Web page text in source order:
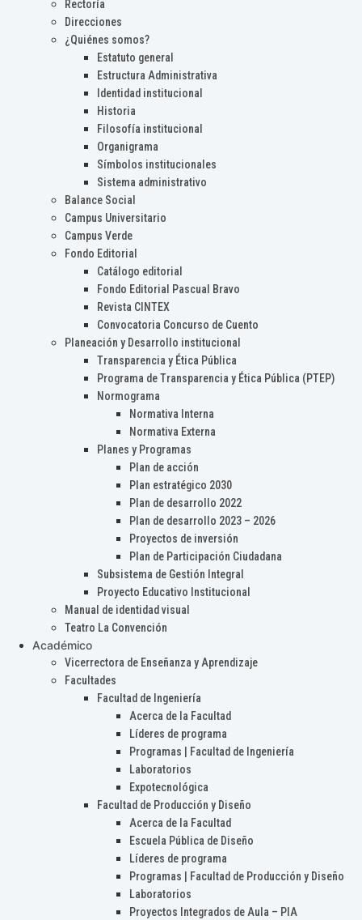
Rectoría
Direcciones
¿Quiénes somos?
Estatuto general
Estructura Administrativa
Identidad institucional
Historia
Filosofía institucional
Organigrama
Símbolos institucionales
Sistema administrativo
Balance Social
Campus Universitario
Campus Verde
Fondo Editorial
Catálogo editorial
Fondo Editorial Pascual Bravo
Revista CINTEX
Convocatoria Concurso de Cuento
Planeación y Desarrollo institucional
Transparencia y Ética Pública
Programa de Transparencia y Ética Pública (PTEP)
Normograma
Normativa Interna
Normativa Externa
Planes y Programas
Plan de acción
Plan estratégico 2030
Plan de desarrollo 2022
Plan de desarrollo 2023 – 2026
Proyectos de inversión
Plan de Participación Ciudadana
Subsistema de Gestión Integral
Proyecto Educativo Institucional
Manual de identidad visual
Teatro La Convención
Académico
Vicerrectora de Enseñanza y Aprendizaje
Facultades
Facultad de Ingeniería
Acerca de la Facultad
Líderes de programa
Programas | Facultad de Ingeniería
Laboratorios
Expotecnológica
Facultad de Producción y Diseño
Acerca de la Facultad
Escuela Pública de Diseño
Líderes de programa
Programas | Facultad de Producción y Diseño
Laboratorios
Proyectos Integrados de Aula – PIA